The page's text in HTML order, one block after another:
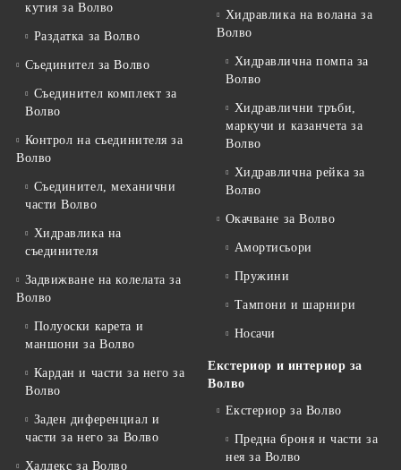
кутия за Волво
Раздатка за Волво
Съединител за Волво
Съединител комплект за
Волво
Контрол на съединителя за
Волво
Съединител, механични
части Волво
Хидравлика на
съединителя
Задвижване на колелата за
Волво
Полуоски карета и
маншони за Волво
Кардан и части за него за
Волво
Заден диференциал и
части за него за Волво
Халдекс за Волво
Хидравлика на волана за
Волво
Хидравлична помпа за
Волво
Хидравлични тръби,
маркучи и казанчета за
Волво
Хидравлична рейка за
Волво
Окачване за Волво
Амортисьори
Пружини
Тампони и шарнири
Носачи
Екстериор и интериор за
Волво
Екстериор за Волво
Предна броня и части за
нея за Волво